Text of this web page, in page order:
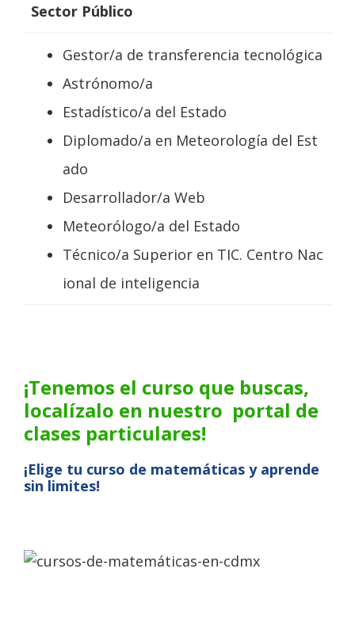
Sector Público
Gestor/a de transferencia tecnológica
Astrónomo/a
Estadístico/a del Estado
Diplomado/a en Meteorología del Est
ado
Desarrollador/a Web
Meteorólogo/a del Estado
Técnico/a Superior en TIC. Centro Nac
ional de inteligencia
¡Tenemos el curso que buscas,
localízalo en nuestro portal de
clases particulares!
¡Elige tu curso de matemáticas y aprende
sin limites!